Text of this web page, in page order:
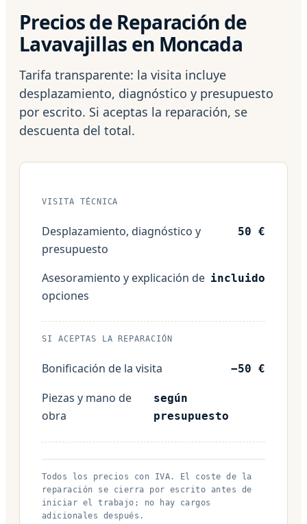
Precios de Reparación de
Lavavajillas en Moncada
Tarifa transparente: la visita incluye
desplazamiento, diagnóstico y presupuesto
por escrito. Si aceptas la reparación, se
descuenta del total.
VISITA TÉCNICA
Desplazamiento, diagnóstico y
presupuesto
50 €
Asesoramiento y explicación de
opciones
incluido
SI ACEPTAS LA REPARACIÓN
Bonificación de la visita −50 €
Piezas y mano de
obra
según
presupuesto
Todos los precios con IVA. El coste de la
reparación se cierra por escrito antes de
iniciar el trabajo; no hay cargos
adicionales después.